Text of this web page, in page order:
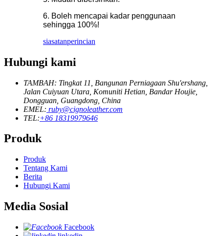
6. Boleh mencapai kadar penggunaan
sehingga 100%!
siasatanperincian
Hubungi kami
TAMBAH: Tingkat 11, Bangunan Perniagaan Shu'ershang,
Jalan Cuiyuan Utara, Komuniti Hetian, Bandar Houjie,
Dongguan, Guangdong, China
EMEL: ruby@cignoleather.com
TEL:+86 18319979646
Produk
Produk
Tentang Kami
Berita
Hubungi Kami
Media Sosial
Facebook